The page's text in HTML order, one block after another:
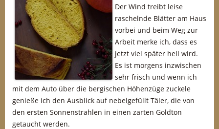
Der Wind treibt leise
raschelnde Blätter am Haus
vorbei und beim Weg zur
Arbeit merke ich, dass es
jetzt viel später hell wird.
Es ist morgens inzwischen
sehr frisch und wenn ich
mit dem Auto über die bergischen Höhenzüge zuckele
genieße ich den Ausblick auf nebelgefüllt Täler, die von
den ersten Sonnenstrahlen in einen zarten Goldton
getaucht werden.